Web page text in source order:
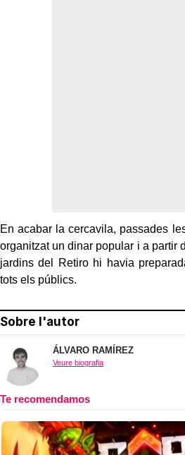
En acabar la cercavila, passades
organitzat un dinar popular i a partir
jardins del Retiro hi havia
tots els públics.
Sobre l'autor
ÁLVARO RAMÍREZ
Veure biografia